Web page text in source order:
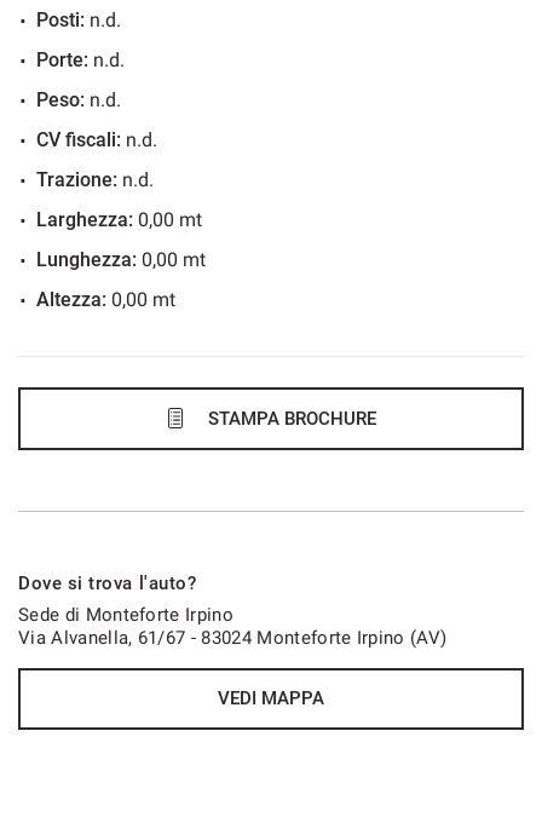
36 Mesi
677€/mese
48 Mesi
688€/mese
48 Mesi
714€/mese
Posti: n.d.
Porte: n.d.
Peso: n.d.
CV fiscali: n.d.
Trazione: n.d.
Larghezza: 0,00 mt
Lunghezza: 0,00 mt
Altezza: 0,00 mt
STAMPA BROCHURE
Dove si trova l'auto?
Sede di Monteforte Irpino
Via Alvanella, 61/67 - 83024 Monteforte Irpino (AV)
VEDI MAPPA